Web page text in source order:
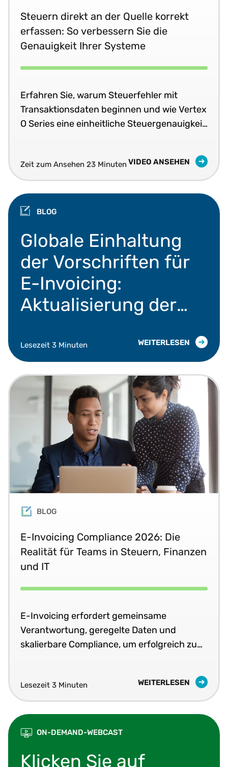
Steuern direkt an der Quelle korrekt
erfassen: So verbessern Sie die
Genauigkeit Ihrer Systeme
Erfahren Sie, warum Steuerfehler mit
Transaktionsdaten beginnen und wie Vertex
O Series eine einheitliche Steuergenauigkeit
Zeit zum Ansehen 23 Minuten VIDEO ANSEHEN
BLOG
Globale Einhaltung
der Vorschriften für
E-Invoicing:
Aktualisierung der
Bestimmungen im
Juni 2026
Lesezeit 3 Minuten WEITERLESEN
BLOG
E-Invoicing Compliance 2026: Die
Realität für Teams in Steuern, Finanzen
und IT
E-Invoicing erfordert gemeinsame
Verantwortung, geregelte Daten und
skalierbare Compliance, um erfolgreich zu
Lesezeit 3 Minuten WEITERLESEN
ON-DEMAND-WEBCAST
Klicken Sie auf